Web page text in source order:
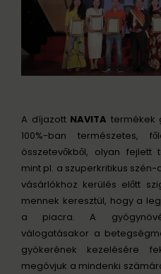
A díjazott NAVITA termékek
100%-ban természetes,
összetevőkből, olyan fejlett
mint pl. a szuperkritikus
vásárlókhoz kerülés előtt
mennek keresztül, hogy a
a piacra. A
válogatásakor a
gyökerének kezelésére
megóvjuk a mindenki